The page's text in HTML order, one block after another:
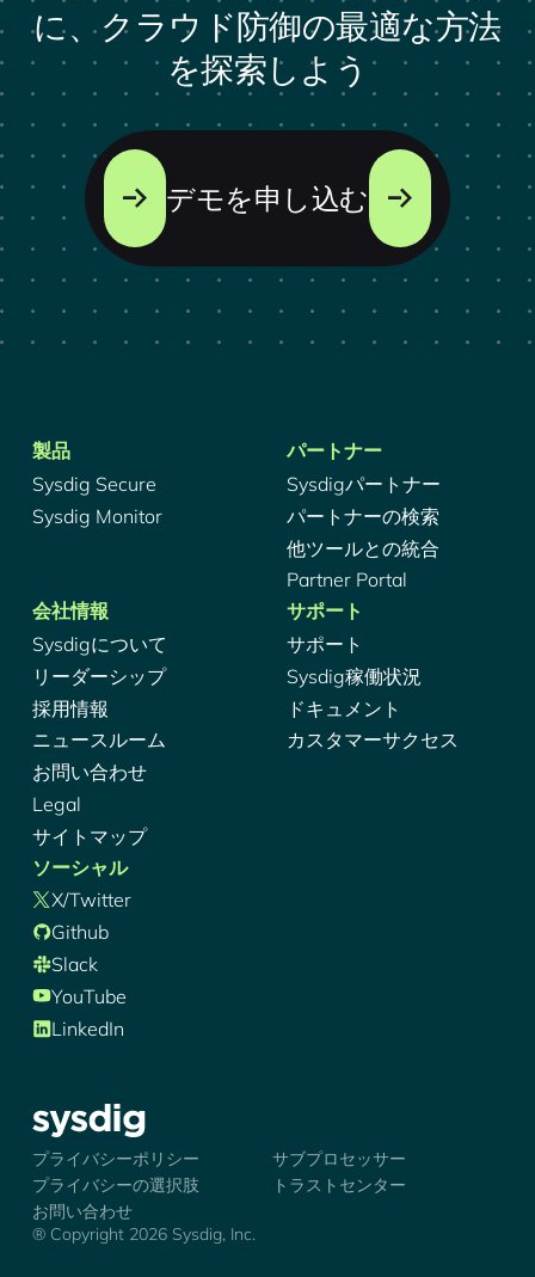
に、クラウド防御の最適な方法
を探索しよう
デモを申し込む
製品
Sysdig Secure
Sysdig Monitor
パートナー
Sysdigパートナー
パートナーの検索
他ツールとの統合
Partner Portal
会社情報
Sysdigについて
リーダーシップ
採用情報
ニュースルーム
お問い合わせ
Legal
サイトマップ
サポート
サポート
Sysdig稼働状況
ドキュメント
カスタマーサクセス
ソーシャル
X/Twitter
Github
Slack
YouTube
LinkedIn
シズディグ-ロゴ
® Copyright 2026 Sysdig, Inc.
プライバシーポリシー
サブプロセッサー
プライバシーの選択肢
トラストセンター
お問い合わせ